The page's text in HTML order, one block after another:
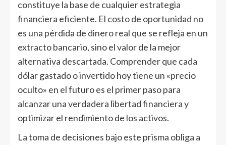
constituye la base de cualquier estrategia
financiera eficiente. El costo de oportunidad no
es una pérdida de dinero real que se refleja en un
extracto bancario, sino el valor de la mejor
alternativa descartada. Comprender que cada
dólar gastado o invertido hoy tiene un «precio
oculto» en el futuro es el primer paso para
alcanzar una verdadera libertad financiera y
optimizar el rendimiento de los activos.
La toma de decisiones bajo este prisma obliga a